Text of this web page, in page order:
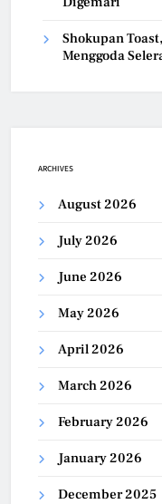
Shokupan
Menggoda
ARCHIVES
August 2026
July 2026
June 2026
May 2026
April 2026
March 2026
February 2026
January 2026
December 2025